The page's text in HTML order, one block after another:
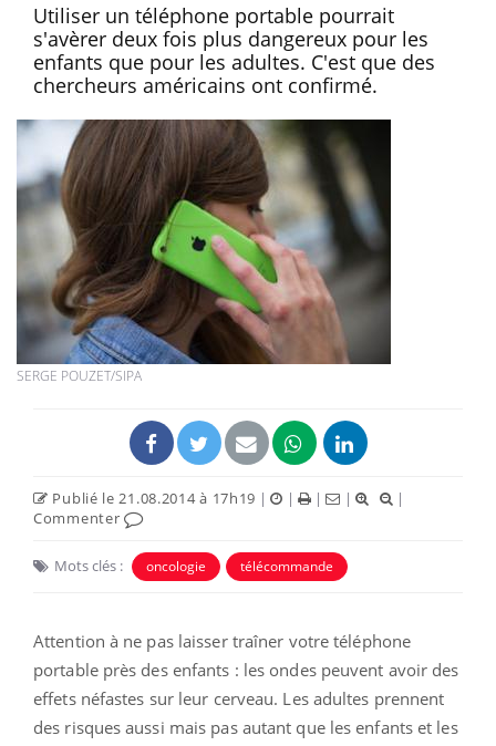
Utiliser un téléphone portable pourrait
s'avèrer deux fois plus dangereux pour les
enfants que pour les adultes. C'est que des
chercheurs américains ont confirmé.
SERGE POUZET/SIPA
Publié le 21.08.2014 à 17h19 | | | |
|
Commenter
Mots clés : oncologie télécommande
Attention à ne pas laisser traîner votre téléphone
portable près des enfants : les ondes peuvent avoir des
effets néfastes sur leur cerveau. Les adultes prennent
des risques aussi mais pas autant que les enfants et les